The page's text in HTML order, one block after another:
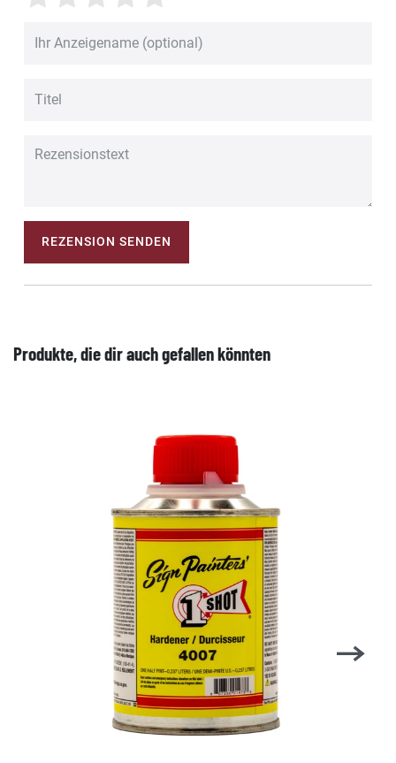
REZENSION SENDEN
Produkte, die dir auch gefallen könnten